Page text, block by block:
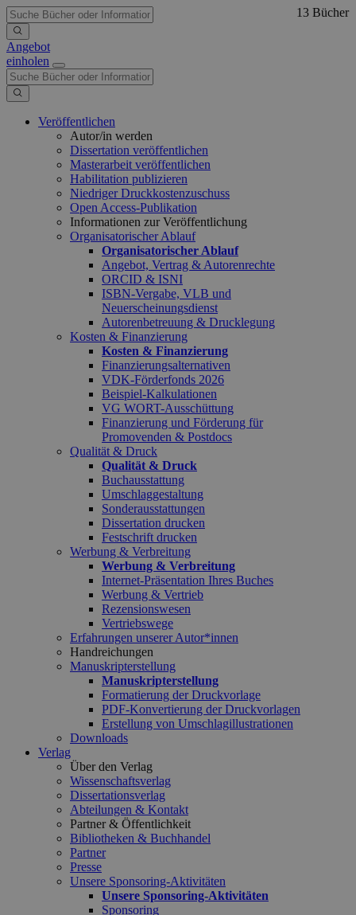
Angebot
einholen
Veröffentlichen
Autor/in werden
Dissertation veröffentlichen
Masterarbeit veröffentlichen
Habilitation publizieren
Niedriger Druckkostenzuschuss
Open Access-Publikation
Informationen zur Veröffentlichung
Organisatorischer Ablauf
Organisatorischer Ablauf
Angebot, Vertrag & Autorenrechte
ORCID & ISNI
ISBN-Vergabe, VLB und
Neuerscheinungsdienst
Autorenbetreuung & Drucklegung
Kosten & Finanzierung
Kosten & Finanzierung
Finanzierungsalternativen
VDK-Förderfonds 2026
Beispiel-Kalkulationen
VG WORT-Ausschüttung
Finanzierung und Förderung für
Promovenden & Postdocs
Qualität & Druck
Qualität & Druck
Buchausstattung
Umschlaggestaltung
Sonderausstattungen
Dissertation drucken
Festschrift drucken
Werbung & Verbreitung
Werbung & Verbreitung
Internet-Präsentation Ihres Buches
Werbung & Vertrieb
Rezensionswesen
Vertriebswege
Erfahrungen unserer Autor*innen
Handreichungen
Manuskripterstellung
Manuskripterstellung
Formatierung der Druckvorlage
PDF-Konvertierung der Druckvorlagen
Erstellung von Umschlagillustrationen
Downloads
Verlag
Über den Verlag
Wissenschaftsverlag
Dissertationsverlag
Abteilungen & Kontakt
Partner & Öffentlichkeit
Bibliotheken & Buchhandel
Partner
Presse
Unsere Sponsoring-Aktivitäten
Unsere Sponsoring-Aktivitäten
Sponsoring
13 Bücher